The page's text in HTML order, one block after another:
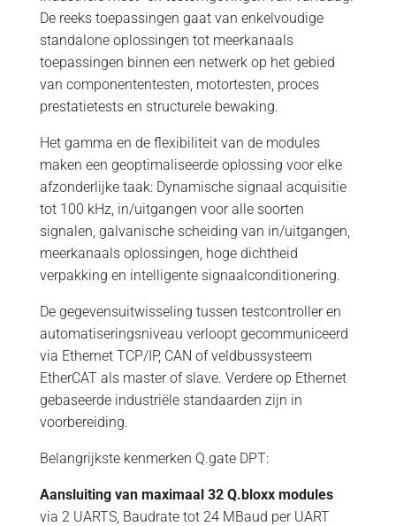
De reeks toepassingen gaat van enkelvoudige
standalone oplossingen tot meerkanaals
toepassingen binnen een netwerk op het gebied
van componententesten, motortesten, proces
prestatietests en structurele bewaking.
Het gamma en de flexibiliteit van de modules
maken een geoptimaliseerde oplossing voor elke
afzonderlijke taak: Dynamische signaal acquisitie
tot 100 kHz, in/uitgangen voor alle soorten
signalen, galvanische scheiding van in/uitgangen,
meerkanaals oplossingen, hoge dichtheid
verpakking en intelligente signaalconditionering.
De gegevensuitwisseling tussen testcontroller en
automatiseringsniveau verloopt gecommuniceerd
via Ethernet TCP/IP, CAN of veldbussysteem
EtherCAT als master of slave. Verdere op Ethernet
gebaseerde industriële standaarden zijn in
voorbereiding.
Belangrijkste kenmerken Q.gate DPT:
Aansluiting van maximaal 32 Q.bloxx modules
via 2 UARTS, Baudrate tot 24 MBaud per UART